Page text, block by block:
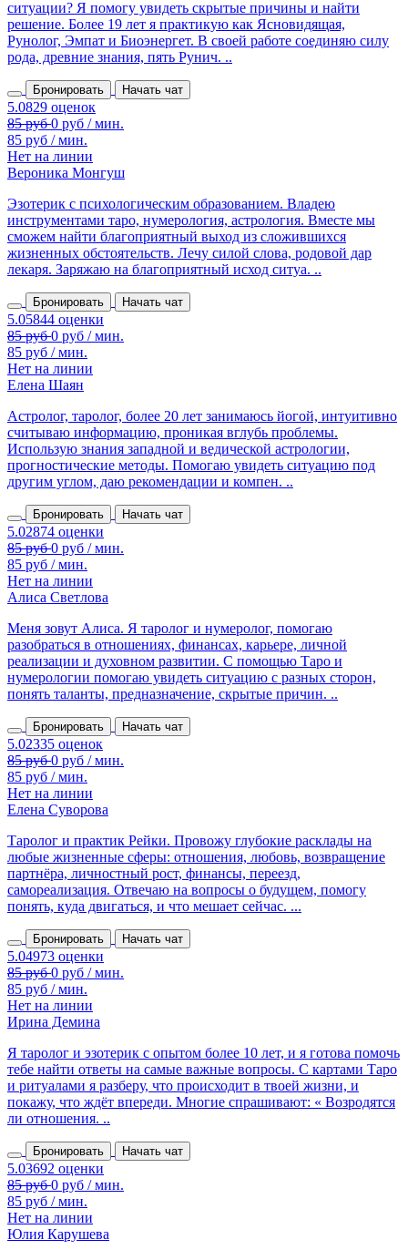
ситуации? Я помогу увидеть скрытые причины и найти
решение. Более 19 лет я практикую как Ясновидящая,
Рунолог, Эмпат и Биоэнергет. В своей работе соединяю силу
рода, древние знания, пять Рунич. ..
Бронировать Начать чат
85 руб / мин.
Нет на линии
Вероника Монгуш
Эзотерик с психологическим образованием. Владею
инструментами таро, нумерология, астрология. Вместе мы
сможем найти благоприятный выход из сложившихся
жизненных обстоятельств. Лечу силой слова, родовой дар
лекаря. Заряжаю на благоприятный исход ситуа. ..
Бронировать Начать чат
85 руб / мин.
Нет на линии
Елена Шаян
Астролог, таролог, более 20 лет занимаюсь йогой, интуитивно
считываю информацию, проникая вглубь проблемы.
Использую знания западной и ведической астрологии,
прогностические методы. Помогаю увидеть ситуацию под
другим углом, даю рекомендации и компен. ..
Бронировать Начать чат
85 руб / мин.
Нет на линии
Алиса Светлова
Меня зовут Алиса. Я таролог и нумеролог, помогаю
разобраться в отношениях, финансах, карьере, личной
реализации и духовном развитии. С помощью Таро и
нумерологии помогаю увидеть ситуацию с разных сторон,
понять таланты, предназначение, скрытые причин. ..
Бронировать Начать чат
85 руб / мин.
Нет на линии
Елена Суворова
Таролог и практик Рейки. Провожу глубокие расклады на
любые жизненные сферы: отношения, любовь, возвращение
партнёра, личностный рост, финансы, переезд,
самореализация. Отвечаю на вопросы о будущем, помогу
понять, куда двигаться, и что мешает сейчас. ...
Бронировать Начать чат
85 руб / мин.
Нет на линии
Ирина Демина
Я таролог и эзотерик с опытом более 10 лет, и я готова помочь
тебе найти ответы на самые важные вопросы. С картами Таро
и ритуалами я разберу, что происходит в твоей жизни, и
покажу, что ждёт впереди. Многие спрашивают: « Возродятся
ли отношения. ..
Бронировать Начать чат
85 руб / мин.
Нет на линии
Юлия Карушева